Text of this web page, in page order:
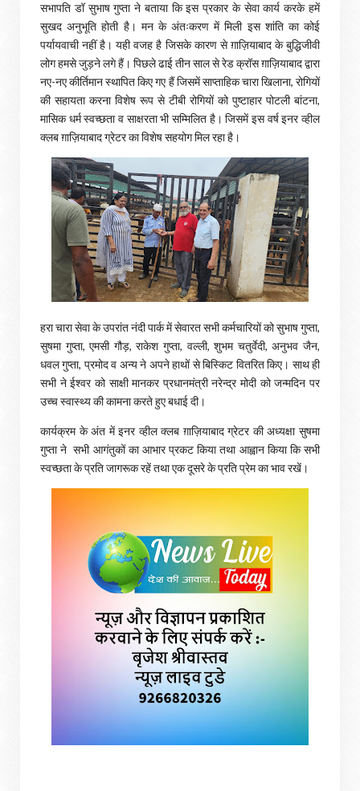
सभापति डॉ सुभाष गुप्ता ने बताया कि इस प्रकार के सेवा कार्य करके हमें
सुखद अनुभूति होती है। मन के अंतःकरण में मिली इस शांति का कोई
पर्यायवाची नहीं है। यही वजह है जिसके कारण से ग़ाज़ियाबाद के बुद्धिजीवी
लोग हमसे जुड़ने लगे हैं। पिछले ढाई तीन साल से रेड क्रॉस ग़ाज़ियाबाद द्वारा
नए-नए कीर्तिमान स्थापित किए गए हैं जिसमें साप्ताहिक चारा खिलाना, रोगियों
की सहायता करना विशेष रूप से टीबी रोगियों को पुष्टाहार पोटली बांटना,
मासिक धर्म स्वच्छता व साक्षरता भी सम्मिलित है। जिसमें इस वर्ष इनर व्हील
क्लब ग़ाज़ियाबाद ग्रेटर का विशेष सहयोग मिल रहा है।
हरा चारा सेवा के उपरांत नंदी पार्क में सेवारत सभी कर्मचारियों को सुभाष गुप्ता,
सुषमा गुप्ता, एमसी गौड़, राकेश गुप्ता, वल्ली, शुभम चतुर्वेदी, अनुभव जैन,
धवल गुप्ता, प्रमोद व अन्य ने अपने हाथों से बिस्किट वितरित किए। साथ ही
सभी ने ईश्वर को साक्षी मानकर प्रधानमंत्री नरेन्द्र मोदी को जन्मदिन पर
उच्च स्वास्थ्य की कामना करते हुए बधाई दी।
कार्यक्रम के अंत में इनर व्हील क्लब ग़ाज़ियाबाद ग्रेटर की अध्यक्षा सुषमा
गुप्ता ने सभी आगंतुकों का आभार प्रकट किया तथा आह्वान किया कि सभी
स्वच्छता के प्रति जागरूक रहें तथा एक दूसरे के प्रति प्रेम का भाव रखें।